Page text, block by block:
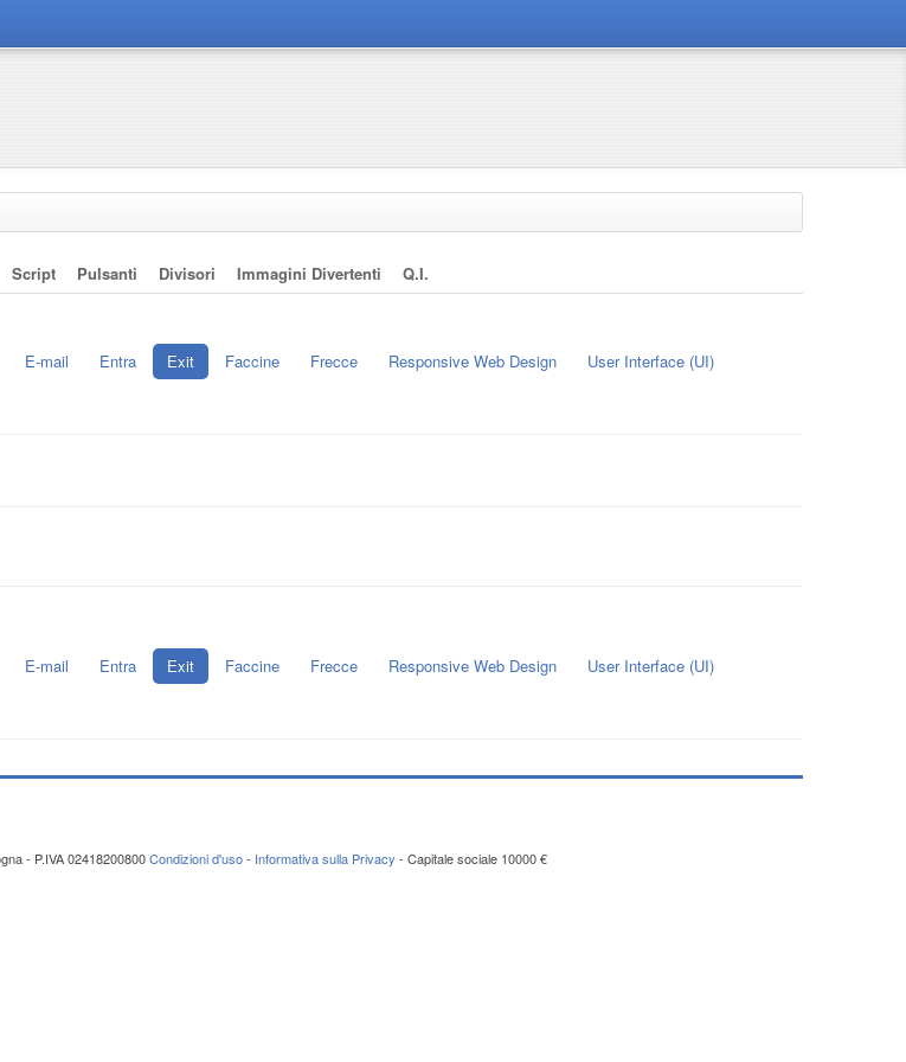
Script Pulsanti Divisori Immagini Divertenti
Q.i.
E-mail Entra Exit Faccine Frecce Responsive Web Design
User Interface (UI)
E-mail Entra Exit Faccine Frecce Responsive Web Design
User Interface (UI)
- P.IVA 02418200800Condizioni d'uso- Informativa sulla Privacy - Capitale sociale 10000 €